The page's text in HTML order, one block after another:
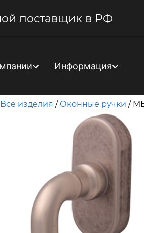
поставщик в РФ
Информация
Все изделия / Оконные ручки /